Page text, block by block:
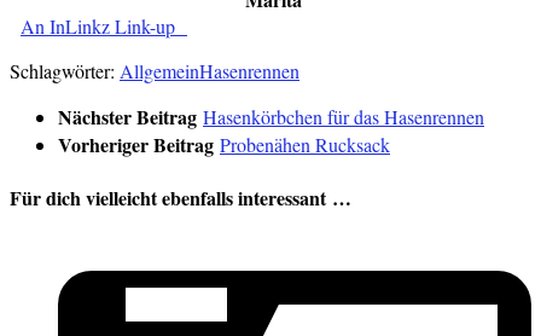
An InLinkz Link-up
Schlagwörter: AllgemeinHasenrennen
Nächster Beitrag Hasenkörbchen für das Hasenrennen
Vorheriger Beitrag Probenähen Rucksack
Für dich vielleicht ebenfalls interessant …